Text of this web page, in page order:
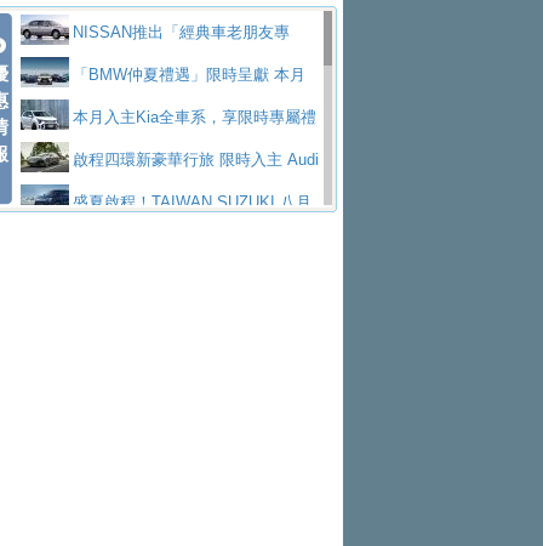
價89萬起
edes-AMG 全新GT 4-Door Coupe全球首發
福斯推出首款GTI純電性能掀背ID.
Polo GTI，擁有226匹馬力和零百加速 6.8
秒的實力
Jaguar 公布四門 GT車款正式車名
為JAGUAR TYPE 01
終於跟上進度，LEXUS發表首款三
排六座純電旗艦休旅 TZ
有錢也買不到的Golf R！福斯打造
全新Golf R 24h賽車將挑戰紐柏林24小時耐
SKODA公布全新小型純電跨界休旅
勇奪中型貨車銷售冠軍
父親節霸氣獻禮！PGO 威力125 最
低入手價 $60,900 起 省油ｘ安全ｘ大空間
陪爸爸輕鬆
福斯商旅挺頭家 推出「德系質感 精
算圓夢」專案yundai推出AllDayEnergy能源服
務 讓電動車化身行動儲能系統
NISSAN X-TRAIL 上市首月銷量
躋身同級前3名Toyota歐洲純電車銷量翻倍 2026
NISSAN推出「經典車老朋友專
案」 以匠人精神煥新珍品座駕
「BMW仲夏禮遇」限時呈獻 本月
入主即享尊榮豪華五星假期 多元優購方案
同步實施
本月入主Kia全車系，享限時專屬禮
遇 啟程四環新豪華行旅 限時入主 Audi
A6 旗艦陣容 低月付5,888元起及3 年乙式險
盛夏啟程！TAIWAN SUZUKI 八月